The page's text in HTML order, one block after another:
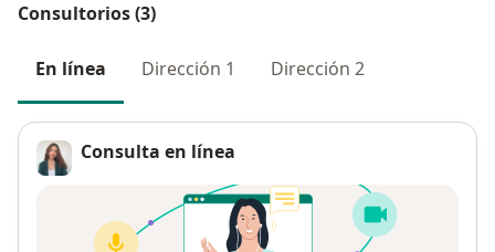
Consultorios (3)
En línea Dirección 1 Dirección 2
Consulta en línea